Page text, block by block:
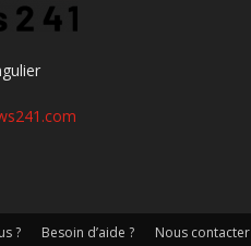
? Besoin d’aide ? Nous contacter